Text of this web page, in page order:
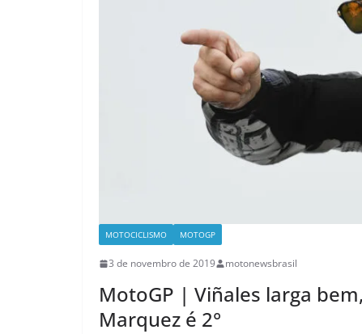
MOTOCICLISMO MOTOGP
3 de novembro de 2019 motonewsbrasil
MotoGP | Viñales larga
Marquez é 2°